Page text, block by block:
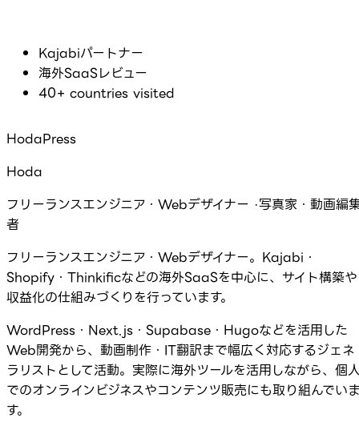
Kajabiパートナー
海外SaaSレビュー
40+ countries visited
HodaPress
Hoda
フリーランスエンジニア・Webデザイナー ·写真家・動画編
者
フリーランスエンジニア・Webデザイナー。Kajabi・
Shopify・Thinkificなどの海外SaaSを中心に、サイト構築や
収益化の仕組みづくりを行っています。
WordPress・Next.js・Supabase・Hugoなどを活用した
Web開発から、動画制作・IT翻訳まで幅広く対応するジェネ
ラリストとして活動。実際に海外ツールを活用しながら、個
でのオンラインビジネスやコンテンツ販売にも取り組んでい
す。